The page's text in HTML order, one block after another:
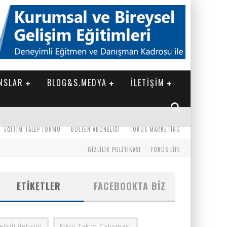
BLOG&S.MEDYA İLETİŞİM
FOKUS MARKETING
BÜLTEN ABONELIĞI
EĞITIM TALEP FORMU
FOKUS LIFE
GIZLILIK POLITIKASI
ETIKETLER FACEBOOKTA BIZ